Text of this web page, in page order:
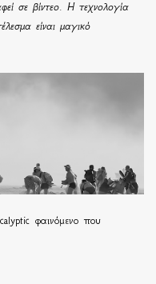
σε βίντεο. Η τεχνολογία
είναι μαγικό
φαινόμενο που